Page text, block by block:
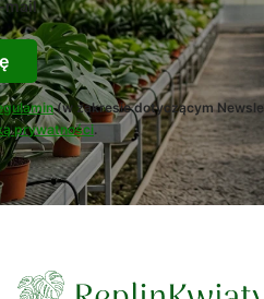
mail
(w zakresie dotyczącym
prywatności.